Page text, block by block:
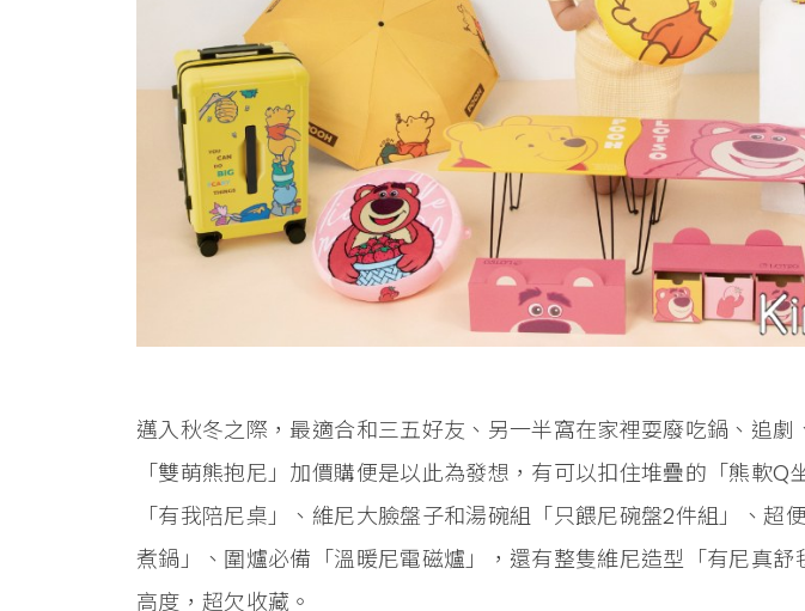
邁入秋冬之際，最適合和三五好友、另一半窩在家裡耍廢吃鍋、追劇
「雙萌熊抱尼」加價購便是以此為發想，有可以扣住堆疊的「熊軟Q
「有我陪尼桌」、維尼大臉盤子和湯碗組「只餵尼碗盤2件組」、超
煮鍋」、圍爐必備「溫暖尼電磁爐」，還有整隻維尼造型「有尼真
高度，超欠收藏。